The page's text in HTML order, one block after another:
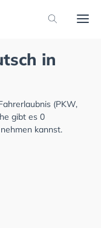
in
(PKW,
gibt es 0
kannst.